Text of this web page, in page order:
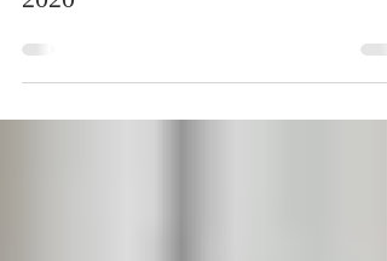
Premio Letterario il Borgo Italiano
2020